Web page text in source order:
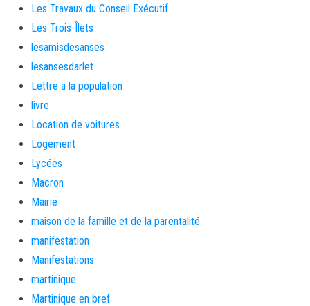
Les Travaux du Conseil Exécutif
Les Trois-Îlets
lesamisdesanses
lesansesdarlet
Lettre a la population
livre
Location de voitures
Logement
Lycées
Macron
Mairie
maison de la famille et de la parentalité
manifestation
Manifestations
martinique
Martinique en bref